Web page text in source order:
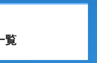
覧